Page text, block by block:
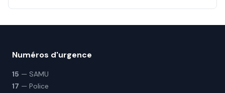
Numéros d'urgence
15 — SAMU
17 — Police